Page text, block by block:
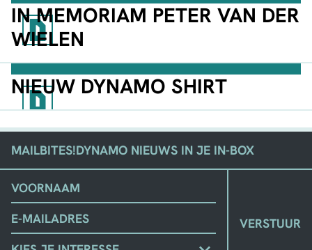
IN MEMORIAM PETER VAN DER
WIELEN
NIEUW DYNAMO SHIRT
MAILBITES!DYNAMO NIEUWS IN JE IN-BOX
EMAIL